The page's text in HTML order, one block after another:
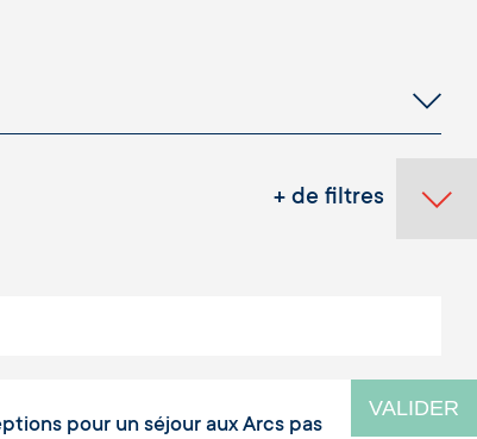
+ de filtres
VALIDER
pour un séjour aux Arcs pas